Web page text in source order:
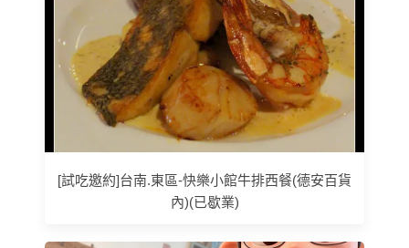
[試吃邀約]台南.東區-快樂小館牛排西餐(德安百貨
內)(已歇業)